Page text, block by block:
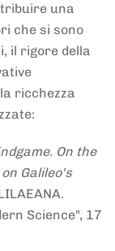
una
che si sono
il rigore della
ricchezza
On the
Galileo's
Science", 17